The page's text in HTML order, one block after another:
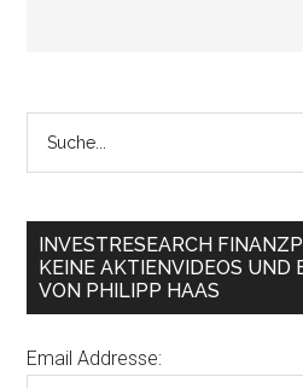
INVESTRESEARCH
KEINE AKTIENVIDEOS UND
VON PHILIPP HAAS
Email Addresse: